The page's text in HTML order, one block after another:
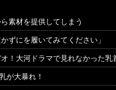
素材を提供してしまう
ずにを履いてみてください」
！大河ドラマで見れなかった乳
が大暴れ！